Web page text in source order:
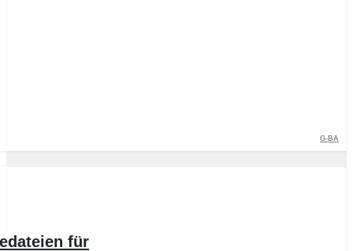
G-BA
für